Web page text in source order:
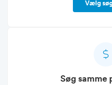
Vælg
Søg samme